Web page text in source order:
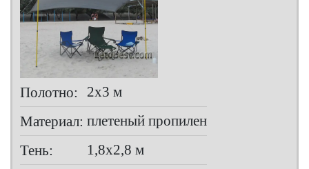
Полотно:
2х3 м
Материал: плетеный пропилен
Тень:
1,8х2,8 м